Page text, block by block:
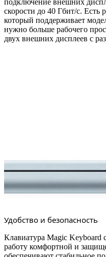
подключение внешних
скорости до 40 Гбит/с. Есть
который поддерживает
нужно больше рабочего
двух внешних дисплеев с
Удобство и безопасность
Клавиатура Magic Keyboard
работу комфортной и